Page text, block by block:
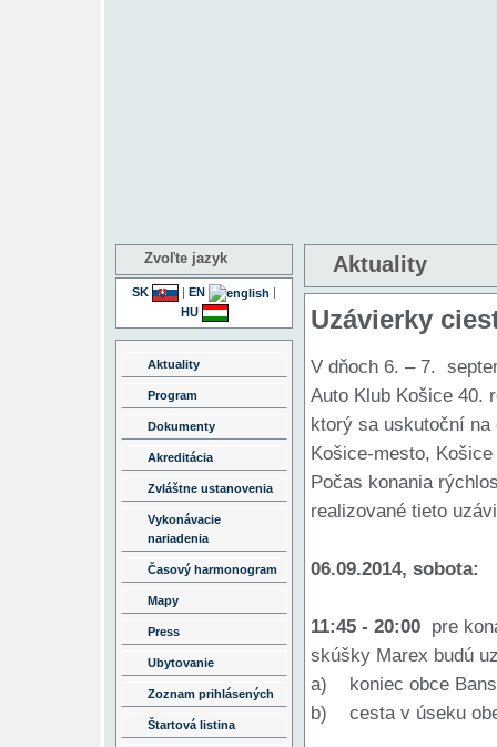
Zvoľte jazyk
SK | EN
|
HU
Aktuality
Program
Dokumenty
Akreditácia
Zvláštne ustanovenia
Vykonávacie
nariadenia
Časový harmonogram
Mapy
Press
Ubytovanie
Zoznam prihlásených
Štartová listina
Aktuality
Uzávierky
V dňoch 6. – 7.
Auto Klub Košice 40.
ktorý sa uskutoční
Košice-mesto,
Počas konania
realizované tieto
06.09.2014, sobota:
11:45 - 20:00 pre
skúšky Marex budú
a) koniec obce
b) cesta v úseku